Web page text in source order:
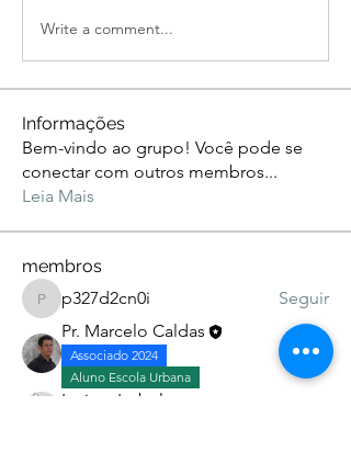
Write a comment...
Informações
Bem-vindo ao grupo! Você pode se
conectar com outros membros...
Leia Mais
membros
p327d2cn0i
p327d2cn0i
Seguir
Pr. Marcelo Caldas
Associado 2024
Aluno Escola Urbana
Seguir
Larissa Isabele